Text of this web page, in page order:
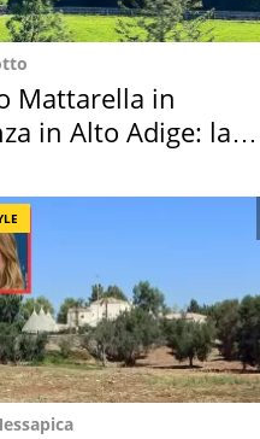
Mattarella in
in Alto Adige: la